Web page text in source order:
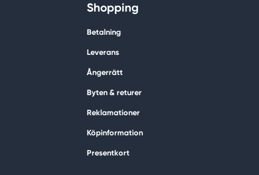
Shopping
Betalning
Leverans
Ångerrätt
Byten & returer
Reklamationer
Köpinformation
Presentkort